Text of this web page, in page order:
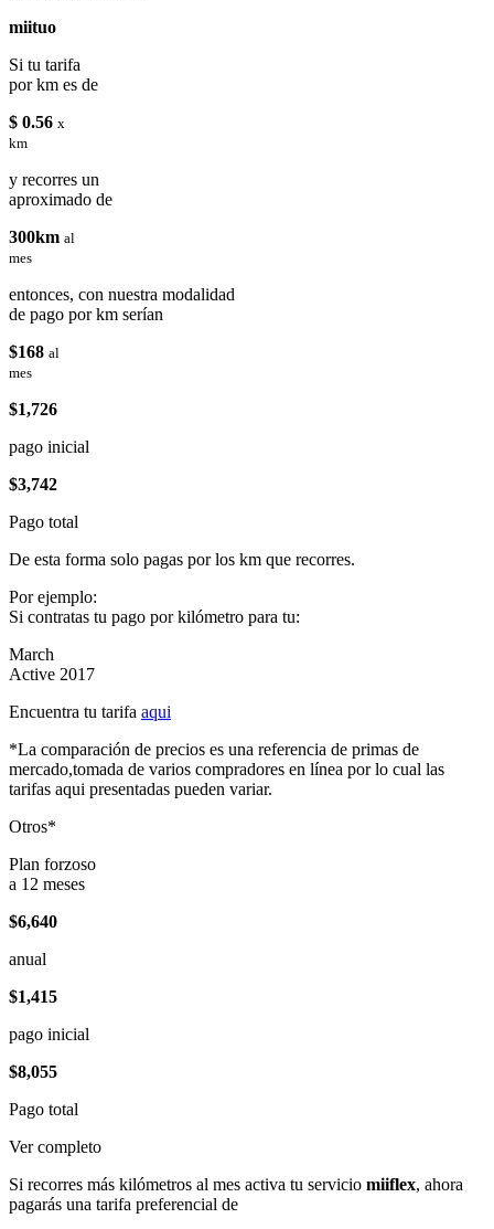
miituo
Si tu tarifa
por km es de
$ 0.56 x
km
y recorres un
aproximado de
300km al
mes
entonces, con nuestra modalidad
de pago por km serían
$168 al
mes
$1,726
pago inicial
$3,742
Pago total
De esta forma solo pagas por los km que recorres.
Por ejemplo:
Si contratas tu pago por kilómetro para tu:
March
Active 2017
Encuentra tu tarifa aqui
*La comparación de precios es una referencia de primas de
mercado,tomada de varios compradores en línea por lo cual las
tarifas aqui presentadas pueden variar.
Otros*
Plan forzoso
a 12 meses
$6,640
anual
$1,415
pago inicial
$8,055
Pago total
Ver completo
Si recorres más kilómetros al mes activa tu servicio miiflex, ahora
pagarás una tarifa preferencial de